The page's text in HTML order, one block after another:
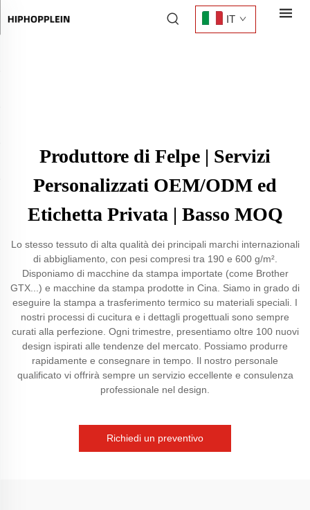
IT
Produttore di Felpe | Servizi
Personalizzati OEM/ODM ed
Etichetta Privata | Basso MOQ
Lo stesso tessuto di alta qualità dei principali marchi internazionali
di abbigliamento, con pesi compresi tra 190 e 600 g/m².
Disponiamo di macchine da stampa importate (come Brother
GTX...) e macchine da stampa prodotte in Cina. Siamo in grado di
eseguire la stampa a trasferimento termico su materiali speciali. I
nostri processi di cucitura e i dettagli progettuali sono sempre
curati alla perfezione. Ogni trimestre, presentiamo oltre 100 nuovi
design ispirati alle tendenze del mercato. Possiamo produrre
rapidamente e consegnare in tempo. Il nostro personale
qualificato vi offrirà sempre un servizio eccellente e consulenza
professionale nel design.
Richiedi un preventivo